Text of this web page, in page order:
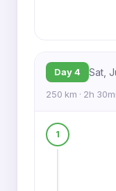
Day 4 Sat,
250 km · 2h
1